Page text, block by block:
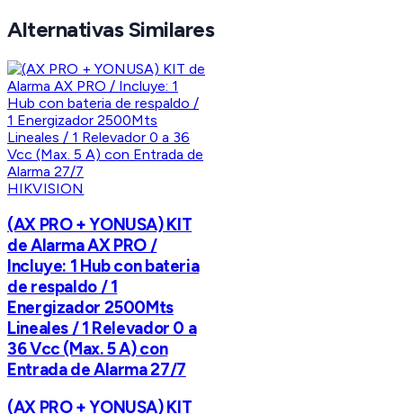
Alternativas Similares
HIKVISION
(AX PRO + YONUSA) KIT
de Alarma AX PRO /
Incluye: 1 Hub con bateria
de respaldo / 1
Energizador 2500Mts
Lineales / 1 Relevador 0 a
36 Vcc (Max. 5 A) con
Entrada de Alarma 27/7
(AX PRO + YONUSA) KIT